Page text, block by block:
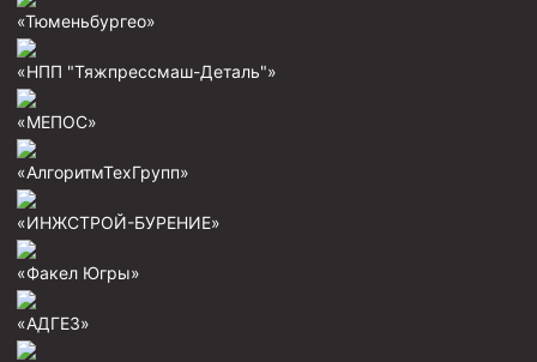
Краны шаровые и пробковые
Скребки корончатые СК и тросовые СТ
Центраторы колонные
Герметизаторы устьевые
Инструмент для бурения и КРС (ловильный, аварийный)
«Тюменьбургео»
«НПП "Тяжпрессмаш-Деталь"»
«МЕПОС»
«АлгоритмТехГрупп»
«ИНЖСТРОЙ-БУРЕНИЕ»
«Факел Югры»
«АДГЕЗ»